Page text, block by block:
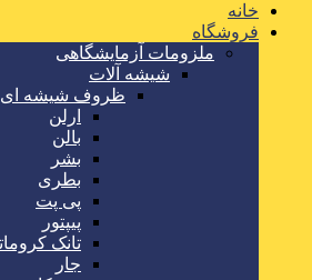
خانه
فروشگاه
ملزومات آزمایشگاهی
شیشه آلات
ظروف شیشه ای
ارلن
بالن
بشر
بطری
پی پت
پیپتور
تانک
جار